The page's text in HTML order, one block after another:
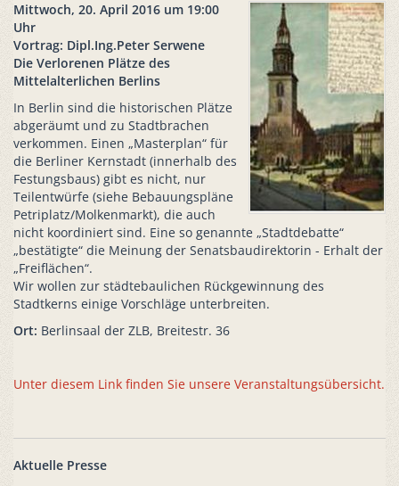
Mittwoch, 20. April 2016 um 19:00
Uhr
Vortrag: Dipl.Ing.Peter Serwene
Die Verlorenen Plätze des
Mittelalterlichen Berlins
In Berlin sind die historischen Plätze
abgeräumt und zu Stadtbrachen
verkommen. Einen „Masterplan“ für
die Berliner Kernstadt (innerhalb des
Festungsbaus) gibt es nicht, nur
Teilentwürfe (siehe Bebauungspläne
Petriplatz/Molkenmarkt), die auch
nicht koordiniert sind. Eine so genannte „Stadtdebatte“
„bestätigte“ die Meinung der Senatsbaudirektorin - Erhalt der
„Freiflächen“.
Wir wollen zur städtebaulichen Rückgewinnung des
Stadtkerns einige Vorschläge unterbreiten.
Ort: Berlinsaal der ZLB, Breitestr. 36
Unter diesem Link finden Sie unsere Veranstaltungsübersicht.
Aktuelle Presse